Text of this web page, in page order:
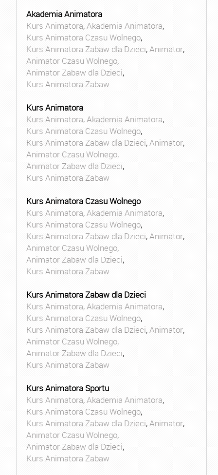
Akademia Animatora
Kurs Animatora,Akademia Animatora,
Kurs Animatora Czasu Wolnego,
Kurs Animatora Zabaw dla Dzieci,Animator,
Animator Czasu Wolnego,
Animator Zabaw dla Dzieci,
Kurs Animatora Zabaw
Kurs Animatora
Kurs Animatora,Akademia Animatora,
Kurs Animatora Czasu Wolnego,
Kurs Animatora Zabaw dla Dzieci,Animator,
Animator Czasu Wolnego,
Animator Zabaw dla Dzieci,
Kurs Animatora Zabaw
Kurs Animatora Czasu Wolnego
Kurs Animatora,Akademia Animatora,
Kurs Animatora Czasu Wolnego,
Kurs Animatora Zabaw dla Dzieci,Animator,
Animator Czasu Wolnego,
Animator Zabaw dla Dzieci,
Kurs Animatora Zabaw
Kurs Animatora Zabaw dla Dzieci
Kurs Animatora,Akademia Animatora,
Kurs Animatora Czasu Wolnego,
Kurs Animatora Zabaw dla Dzieci,Animator,
Animator Czasu Wolnego,
Animator Zabaw dla Dzieci,
Kurs Animatora Zabaw
Kurs Animatora Sportu
Kurs Animatora,Akademia Animatora,
Kurs Animatora Czasu Wolnego,
Kurs Animatora Zabaw dla Dzieci,Animator,
Animator Czasu Wolnego,
Animator Zabaw dla Dzieci,
Kurs Animatora Zabaw